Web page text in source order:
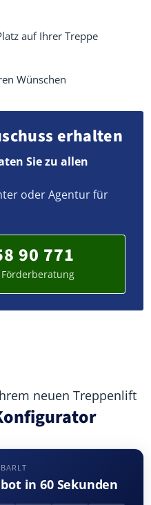
auf Ihrer Treppe
Wünschen
erhalten
Sie zu allen
oder Agentur für
90 771
neuen Treppenlift
in 60 Sekunden